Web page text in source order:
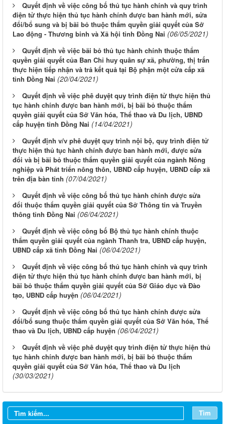
Quyết định về việc công bố thủ tục hành chính và quy trình
điện tử thực hiện thủ tục hành chính được ban hành mới, sửa
đổi/bổ sung và bị bãi bỏ thuộc thẩm quyền giải quyết của Sở
Lao động - Thương binh và Xã hội tỉnh Đồng Nai (06/05/2021)
Quyết định về việc bãi bỏ thủ tục hành chính thuộc thẩm
quyền giải quyết của Ban Chỉ huy quân sự xã, phường, thị trấn
thực hiện tiếp nhận và trả kết quả tại Bộ phận một cửa cấp xã
tỉnh Đồng Nai (20/04/2021)
Quyết định về việc phê duyệt quy trình điện tử thực hiện thủ
tục hành chính được ban hành mới, bị bãi bỏ thuộc thẩm
quyền giải quyết của Sở Văn hóa, Thể thao và Du lịch, UBND
cấp huyện tỉnh Đồng Nai (14/04/2021)
Quyết định v/v phê duyệt quy trình nội bộ, quy trình điện tử
thực hiện thủ tục hành chính được ban hành mới, được sửa
đổi và bị bãi bỏ thuộc thẩm quyền giải quyết của ngành Nông
nghiệp và Phát triển nông thôn, UBND cấp huyện, UBND cấp xã
trên địa bàn tỉnh (07/04/2021)
Quyết định về việc công bố thủ tục hành chính được sửa
đổi thuộc thẩm quyền giải quyết của Sở Thông tin và Truyền
thông tỉnh Đồng Nai (06/04/2021)
Quyết định về việc công bố Bộ thủ tục hành chính thuộc
thẩm quyền giải quyết của ngành Thanh tra, UBND cấp huyện,
UBND cấp xã tỉnh Đồng Nai (06/04/2021)
Quyết định về việc công bố thủ tục hành chính và quy trình
điện tử thực hiện thủ tục hành chính được ban hành mới, bị
bãi bỏ thuộc thẩm quyền giải quyết của Sở Giáo dục và Đào
tạo, UBND cấp huyện (06/04/2021)
Quyết định về việc công bố thủ tục hành chính được sửa
đổi/bổ sung thuộc thẩm quyền giải quyết của Sở Văn hóa, Thể
thao và Du lịch, UBND cấp huyện (06/04/2021)
Quyết định về việc phê duyệt quy trình điện tử thực hiện thủ
tục hành chính được ban hành mới, bị bãi bỏ thuộc thẩm
quyền giải quyết của Sở Văn hóa, Thể thao và Du lịch
(30/03/2021)
Tìm
Từ ngày 03/8/2026 đến ngày 09/8/2026
Từ ngày 27/7/2026 đến ngày 02/8/2026